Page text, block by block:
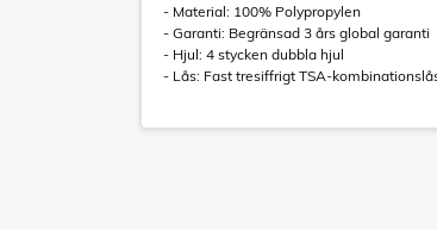
- Material: 100% Polypropylen
- Garanti: Begränsad 3 års global garanti
- Hjul: 4 stycken dubbla hjul
- Lås: Fast tresiffrigt TSA-